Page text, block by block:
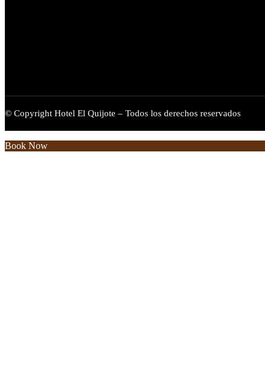
© Copyright Hotel El Quijote – Todos los derechos reservados
Book Now